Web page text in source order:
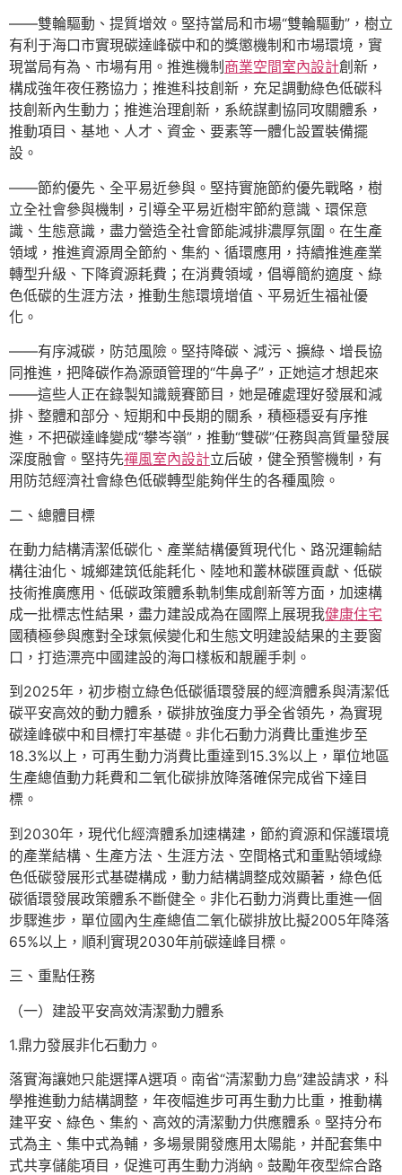
——雙輪驅動、提質增效。堅持當局和市場“雙輪驅動”，樹立
有利于海口市實現碳達峰碳中和的獎懲機制和市場環境，實
現當局有為、市場有用。推進機制 商業空間室內設計創新，
構成強年夜任務協力；推進科技創新，充足調動綠色低碳科
技創新內生動力；推進治理創新，系統謀劃協同攻關體系，
推動項目、基地、人才、資金、要素等一體化設置裝備擺
設。
——節約優先、全平易近參與。堅持實施節約優先戰略，樹
立全社會參與機制，引導全平易近樹牢節約意識、環保意
識、生態意識，盡力營造全社會節能減排濃厚氛圍。在生產
領域，推進資源周全節約、集約、循環應用，持續推進產業
轉型升級、下降資源耗費；在消費領域，倡導簡約適度、綠
色低碳的生涯方法，推動生態環境增值、平易近生福祉優
化。
——有序減碳，防范風險。堅持降碳、減污、擴綠、增長協
同推進，把降碳作為源頭管理的“牛鼻子”，正她這才想起來
——這些人正在錄製知識競賽節目，她是確處理好發展和減
排、整體和部分、短期和中長期的關系，積極穩妥有序推
進，不把碳達峰變成“攀岑嶺”，推動“雙碳”任務與高質量發展
深度融會。堅持先禪風室內設計立后破，健全預警機制，有
用防范經濟社會綠色低碳轉型能夠伴生的各種風險。
二、總體目標
在動力結構清潔低碳化、產業結構優質現代化、路況運輸結
構往油化、城鄉建筑低能耗化、陸地和叢林碳匯貢獻、低碳
技術推廣應用、低碳政策體系軌制集成創新等方面，加速構
成一批標志性結果，盡力建設成為在國際上展現我健康住宅
國積極參與應對全球氣候變化和生態文明建設結果的主要窗
口，打造漂亮中國建設的海口樣板和靚麗手刺。
到2025年，初步樹立綠色低碳循環發展的經濟體系與清潔低
碳平安高效的動力體系，碳排放強度力爭全省領先，為實現
碳達峰碳中和目標打牢基礎。非化石動力消費比重進步至
18.3%以上，可再生動力消費比重達到15.3%以上，單位地區
生產總值動力耗費和二氧化碳排放降落確保完成省下達目
標。
到2030年，現代化經濟體系加速構建，節約資源和保護環境
的產業結構、生產方法、生涯方法、空間格式和重點領域綠
色低碳發展形式基礎構成，動力結構調整成效顯著，綠色低
碳循環發展政策體系不斷健全。非化石動力消費比重進一個
步驟進步，單位國內生產總值二氧化碳排放比擬2005年降落
65%以上，順利實現2030年前碳達峰目標。
三、重點任務
（一）建設平安高效清潔動力體系
1.鼎力發展非化石動力。
落實海讓她只能選擇A選項。南省“清潔動力島”建設請求，科
學推進動力結構調整，年夜幅進步可再生動力比重，推動構
建平安、綠色、集約、高效的清潔動力供應體系。堅持分布
式為主、集中式為輔，多場景開發應用太陽能，并配套集中
式共享儲能項目，促進可再生動力消納。鼓勵年夜型綜合路